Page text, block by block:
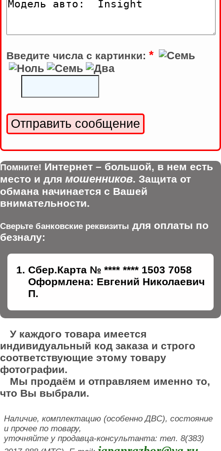
Введите числа с картинки: *
Помните! Интернет – большой, в нем есть
место и для мошенников. Защита от
обмана начинается с Вашей
внимательности.
Сверьте банковские реквизиты для оплаты по
безналу:
Сбер.Карта № **** **** 1503 7058
Оформлена: Евгений Николаевич
П.
У каждого товара имеется
индивидуальный код заказа и строго
соответствующие этому товару
фотографии.
Мы продаём и отправляем именно то,
что Вы выбрали.
Наличие, комплектацию (особенно ДВС), состояние
и прочее по товару,
уточняйте у продавца-консультанта: тел. 8(383)